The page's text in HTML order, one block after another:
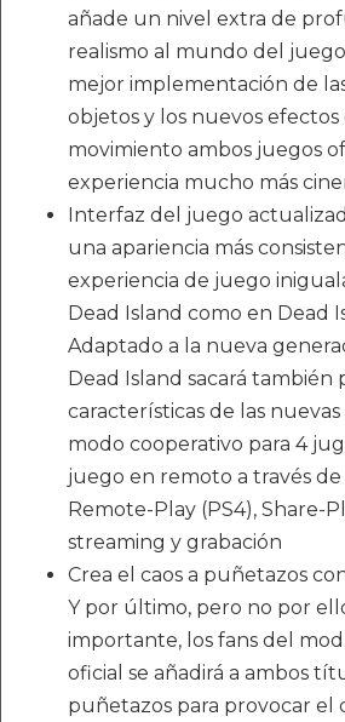
añade un nivel extra de
realismo al mundo del
mejor implementación de
objetos y los nuevos
movimiento ambos juegos
experiencia mucho más
Interfaz del juego
una apariencia más
experiencia de juego
Dead Island como en Dead
Adaptado a la nueva
Dead Island sacará también
características de las nuevas
modo cooperativo para 4
juego en remoto a través de
Remote-Play (PS4), Share-
streaming y grabación
Crea el caos a puñetazos
Y por último, pero no por
importante, los fans del
oficial se añadirá a ambos
puñetazos para provocar el